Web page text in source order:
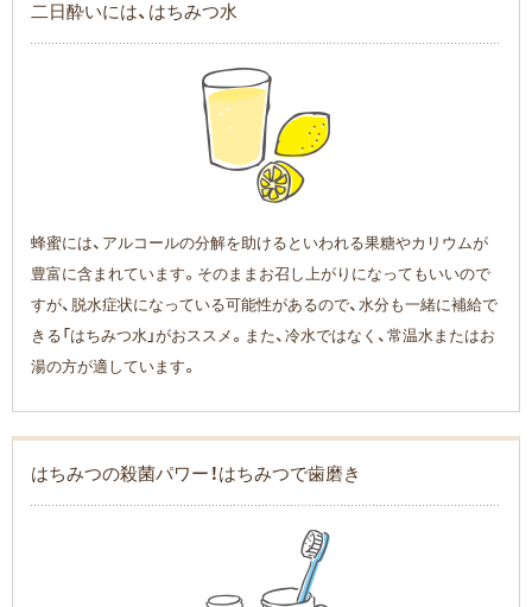
二日酔いには、はちみつ水
蜂蜜には、アルコールの分解を助けるといわれる果糖やカリウムが
豊富に含まれています。そのままお召し上がりになってもいいので
すが、脱水症状になっている可能性があるので、水分も一緒に補給で
きる「はちみつ水」がおススメ。また、冷水ではなく、常温水またはお
湯の方が適しています。
はちみつの殺菌パワー！はちみつで歯磨き